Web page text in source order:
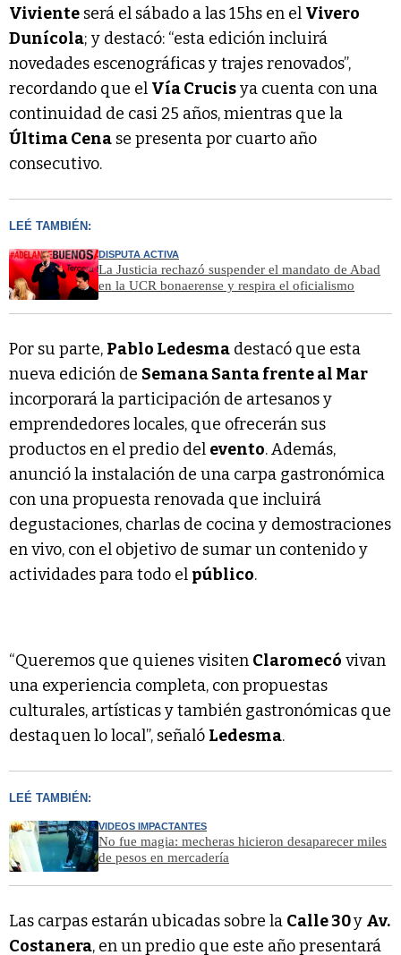
Viviente será el sábado a las 15hs en el Vivero
Dunícola; y destacó: “esta edición incluirá
novedades escenográficas y trajes renovados”,
recordando que el Vía Crucisya cuenta con una
continuidad de casi 25 años, mientras que la
Última Cena se presenta por cuarto año
consecutivo.
LEÉ TAMBIÉN:
DISPUTA ACTIVA
La Justicia rechazó suspender el mandato de Abad
en la UCR bonaerense y respira el oficialismo
Por su parte, Pablo Ledesma destacó que esta
nueva edición de Semana Santa frente al Mar
incorporará la participación de artesanos y
emprendedores locales, que ofrecerán sus
productos en el predio del evento. Además,
anunció la instalación de una carpa gastronómica
con una propuesta renovada que incluirá
degustaciones, charlas de cocina y demostraciones
en vivo, con el objetivo de sumar un contenido y
actividades para todo el público.
“Queremos que quienes visiten Claromecó vivan
una experiencia completa, con propuestas
culturales, artísticas y también gastronómicas que
destaquen lo local”, señaló Ledesma.
LEÉ TAMBIÉN:
VIDEOS IMPACTANTES
No fue magia: mecheras hicieron desaparecer miles
de pesos en mercadería
Las carpas estarán ubicadas sobre la Calle 30y Av.
Costanera, en un predio que este año presentará